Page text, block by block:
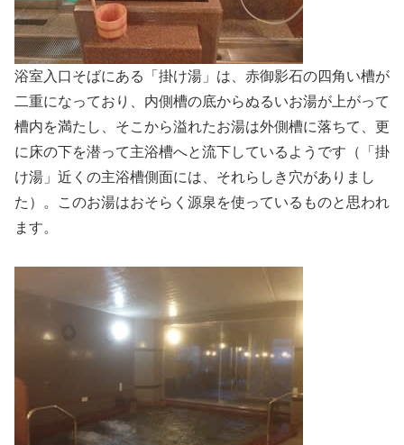
浴室入口そばにある「掛け湯」は、赤御影石の四角い槽が
二重になっており、内側槽の底からぬるいお湯が上がって
槽内を満たし、そこから溢れたお湯は外側槽に落ちて、更
に床の下を潜って主浴槽へと流下しているようです（「掛
け湯」近くの主浴槽側面には、それらしき穴がありまし
た）。このお湯はおそらく源泉を使っているものと思われ
ます。